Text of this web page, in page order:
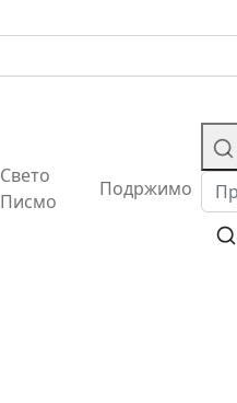
Свето
Писмо
Подржимо